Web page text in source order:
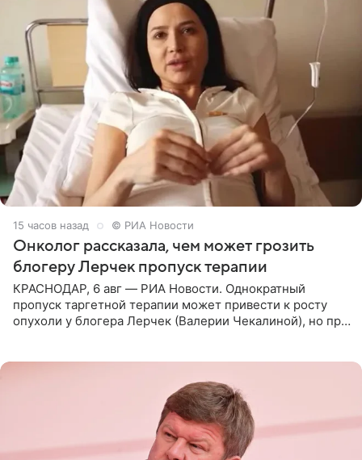
15 часов назад © РИА Новости
Онколог рассказала, чем может грозить
блогеру Лерчек пропуск терапии
КРАСНОДАР, 6 авг — РИА Новости. Однократный
пропуск таргетной терапии может привести к росту
опухоли у блогера Лерчек (Валерии Чекалиной), но при